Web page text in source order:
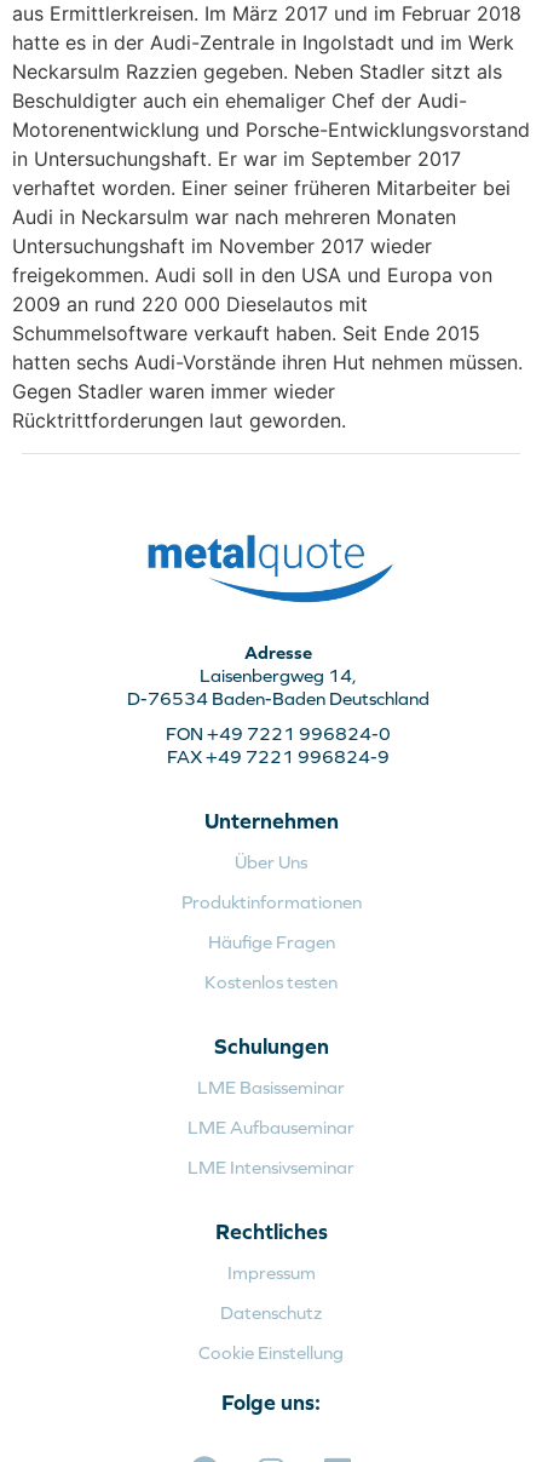
aus Ermittlerkreisen. Im März 2017 und im Februar 2018
hatte es in der Audi-Zentrale in Ingolstadt und im Werk
Neckarsulm Razzien gegeben. Neben Stadler sitzt als
Beschuldigter auch ein ehemaliger Chef der Audi-
Motorenentwicklung und Porsche-Entwicklungsvorstand
in Untersuchungshaft. Er war im September 2017
verhaftet worden. Einer seiner früheren Mitarbeiter bei
Audi in Neckarsulm war nach mehreren Monaten
Untersuchungshaft im November 2017 wieder
freigekommen. Audi soll in den USA und Europa von
2009 an rund 220 000 Dieselautos mit
Schummelsoftware verkauft haben. Seit Ende 2015
hatten sechs Audi-Vorstände ihren Hut nehmen müssen.
Gegen Stadler waren immer wieder
Rücktrittforderungen laut geworden.
Adresse
Laisenbergweg 14,
D-76534 Baden-Baden Deutschland
FON +49 7221 996824-0
FAX +49 7221 996824-9
Unternehmen
Über Uns
Produktinformationen
Häufige Fragen
Kostenlos testen
Schulungen
LME Basisseminar
LME Aufbauseminar
LME Intensivseminar
Rechtliches
Impressum
Datenschutz
Cookie Einstellung
Folge uns: